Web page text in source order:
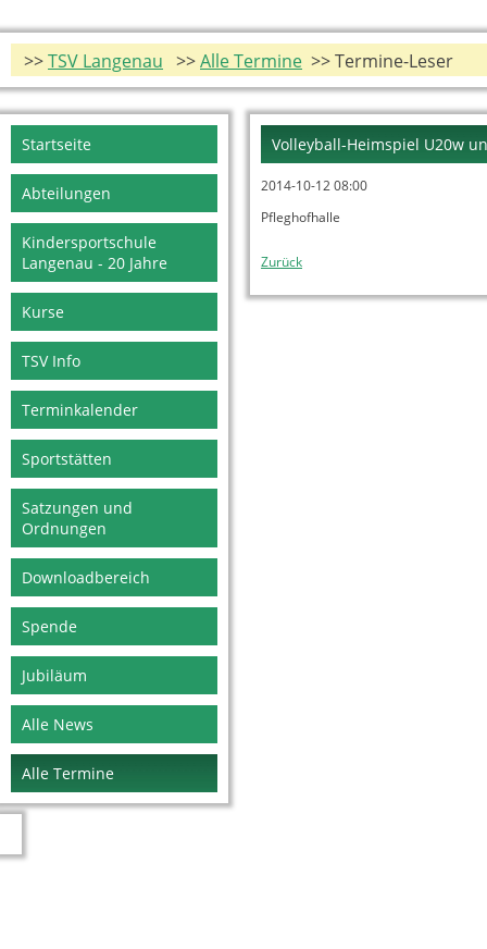
>>TSV Langenau >>Alle Termine >> Termine-Leser
Volleyball-Heimspiel U20w
2014-10-12 08:00
Pfleghofhalle
Zurück
Navigation
überspringen
Startseite
Abteilungen
Kindersportschule
Langenau - 20 Jahre
Kurse
TSV Info
Terminkalender
Sportstätten
Satzungen und
Ordnungen
Downloadbereich
Spende
Jubiläum
Alle News
Alle Termine